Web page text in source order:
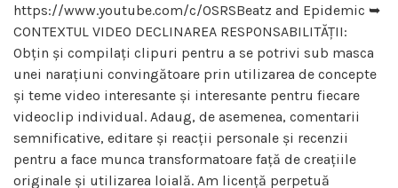
https://www.youtube.com/c/OSRSBeatz and Epidemic ➥
CONTEXTUL VIDEO DECLINAREA RESPONSABILITĂȚII:
Obțin și compilați clipuri pentru a se potrivi sub masca
unei narațiuni convingătoare prin utilizarea de concepte
și teme video interesante și interesante pentru fiecare
videoclip individual. Adaug, de asemenea, comentarii
semnificative, editare și reacții personale și recenzii
pentru a face munca transformatoare față de creațiile
originale și utilizarea loială. Am licență perpetuă